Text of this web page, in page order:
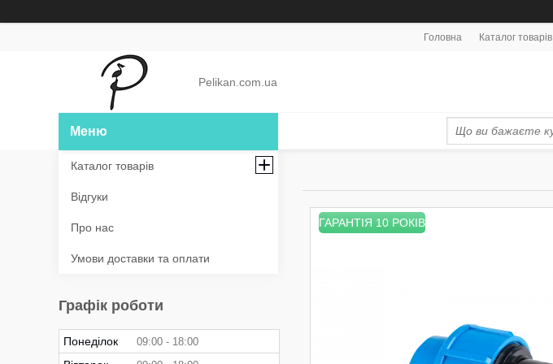
Головна Каталог товарів
Pelikan.com.ua
ГАРАНТІЯ 10 РОКІВ
Каталог товарів
Відгуки
Про нас
Умови доставки та оплати
Графік роботи
Понеділок 09:00 18:00